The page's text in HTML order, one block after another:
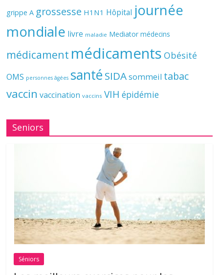
grippe A grossesse H1N1 Hôpital journée
mondiale livre maladie Mediator médecins
médicament médicaments Obésité
OMS personnes âgées santé SIDAsommeil tabac
vaccin vaccination vaccins VIH épidémie
Seniors
Séniors